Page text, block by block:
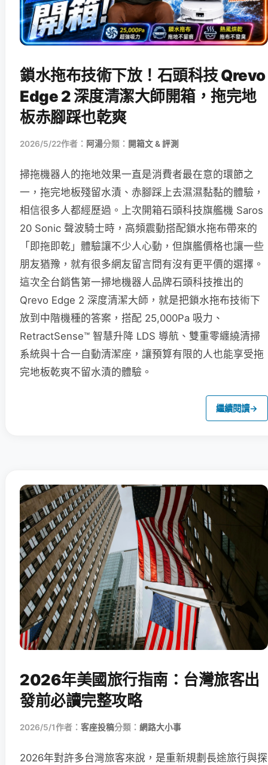
鎖水拖布技術下放！石頭科技 Qrevo
Edge 2 深度清潔大師開箱，拖完地
板赤腳踩也乾爽
2026/5/22作者： 阿湯分類： 開箱文 & 評測
掃拖機器人的拖地效果一直是消費者最在意的環節之
一，拖完地板殘留水漬、赤腳踩上去濕濕黏黏的體驗，
相信很多人都經歷過。上次開箱石頭科技旗艦機 Saros
20 Sonic 聲波騎士時，高頻震動搭配鎖水拖布帶來的
「即拖即乾」體驗讓不少人心動，但旗艦價格也讓一些
朋友猶豫，就有很多網友留言問有沒有更平價的選擇。
這次全台銷售第一掃地機器人品牌石頭科技推出的
Qrevo Edge 2 深度清潔大師，就是把鎖水拖布技術下
放到中階機種的答案，搭配 25,000Pa 吸力、
RetractSense™ 智慧升降 LDS 導航、雙重零纏繞清掃
系統與十合一自動清潔座，讓預算有限的人也能享受拖
完地板乾爽不留水漬的體驗。
繼續閱讀→
2026年美國旅行指南：台灣旅客出
發前必讀完整攻略
2026/5/1作者： 客座投稿分類： 網路大小事
2026年對許多台灣旅客來說，是重新規劃長途旅行與探